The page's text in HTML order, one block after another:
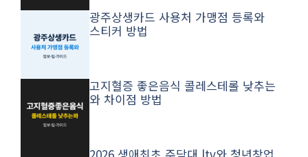
광주상생카드 사용처 가맹점 등록와
스티커 방법
고지혈증 좋은음식 콜레스테롤 낮추는
와 차이점 방법